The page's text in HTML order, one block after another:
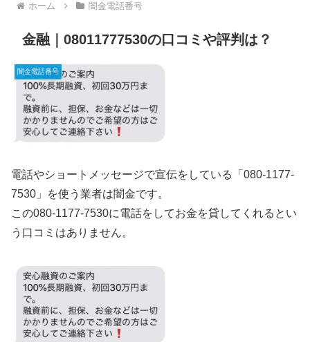
ホーム 闇金電話番号
金融｜08011777530の口コミや評判は？
闇金電話番号
電話やショートメッセージで宣伝をしている「080-1177-
7530」を使う業者は闇金です。
この080-1177-7530に電話をしてお金を貸してくれるとい
う口コミはありません。